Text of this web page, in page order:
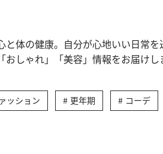
と体の健康。自分が心地いい日常
しゃれ」「美容」情報をお届けし
ッション 更年期 コーデ